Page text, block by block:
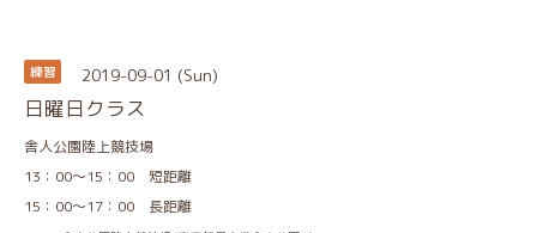
練習 2019-09-01 (Sun)
日曜日クラス
舎人公園陸上競技場
13：00～15：00 短距離
15：00～17：00 長距離